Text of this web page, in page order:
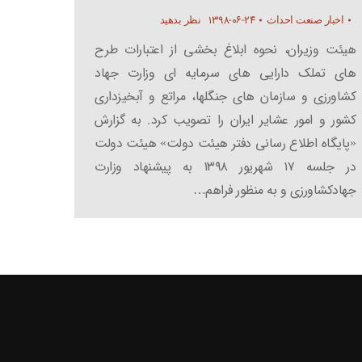
اخبار صنعت احداث ۱۳۹۸-۰۶-۲۴ نظر بدهید
هیئت وزیران، نحوه ابلاغ بخشی از اعتبارات طرح
های تملک دارایی های سرمایه ای وزارت جهاد
کشاورزی و سازمان های جنگلها، مراتع و آبخیزداری
کشور و امور عشایر ایران را تصویب کرد. به گزارش
«پایگاه اطلاع رسانی دفتر هیئت دولت» هیئت دولت
در جلسه ۱۷ شهریور ۱۳۹۸ به پیشنهاد وزارت
جهادکشاورزی و به منظور فراهم…